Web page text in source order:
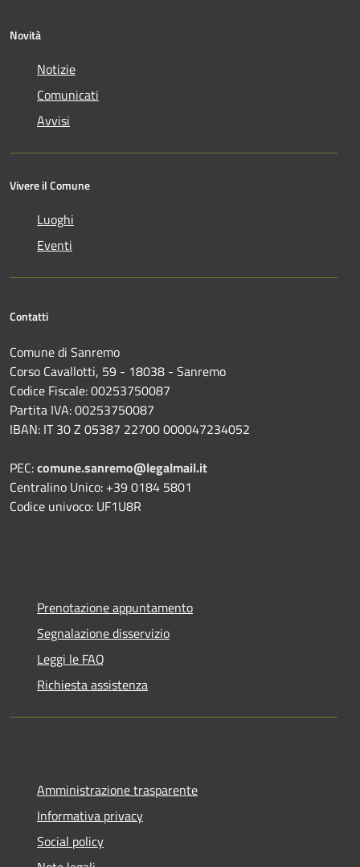
Novità
Notizie
Comunicati
Avvisi
Vivere il Comune
Luoghi
Eventi
Contatti
Comune di Sanremo
Corso Cavallotti, 59 - 18038 - Sanremo
Codice Fiscale: 00253750087
Partita IVA: 00253750087
IBAN: IT 30 Z 05387 22700 000047234052
PEC:comune.sanremo@legalmail.it
Centralino Unico: +39 0184 5801
Codice univoco: UF1U8R
Prenotazione appuntamento
Segnalazione disservizio
Leggi le FAQ
Richiesta assistenza
Amministrazione trasparente
Informativa privacy
Social policy